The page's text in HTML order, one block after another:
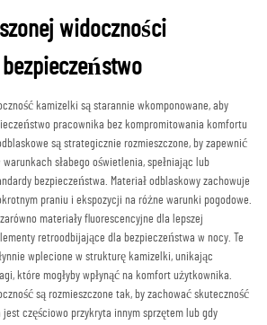
widoczności
kamizelki są starannie wkomponowane, aby
pracownika bez kompromitowania komfortu
są strategicznie rozmieszczone, by zapewnić
słabego oświetlenia, spełniając lub
bezpieczeństwa. Materiał odblaskowy zachowuje
praniu i ekspozycji na różne warunki pogodowe.
materiały fluorescencyjne dla lepszej
retroodbijające dla bezpieczeństwa w nocy. Te
wplecione w strukturę kamizelki, unikając
które mogłyby wpłynąć na komfort użytkownika.
są rozmieszczone tak, by zachować skuteczność
częściowo przykryta innym sprzętem lub gdy